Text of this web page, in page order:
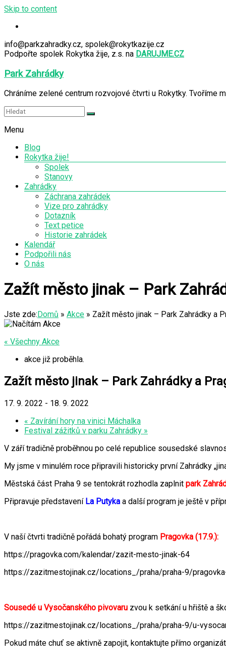
Skip to content
info@parkzahradky.cz, spolek@rokytkazije.cz
Podpořte spolek Rokytka žije, z.s. na DARUJME.CZ
Park Zahrádky
Chráníme zelené centrum rozvojové čtvrti u Rokytky. Tvoříme
Menu
Blog
Rokytka žije!
Spolek
Stanovy
Zahrádky
Záchrana zahrádek
Vize pro zahrádky
Dotazník
Text petice
Historie zahrádek
Kalendář
Podpořili nás
O nás
Zažít město jinak – Park
Jste zde: Domů » Akce » Zažít město jinak – Park Zahrádky a
« Všechny Akce
akce již proběhla.
Zažít město jinak – Park Zahrádky a
17. 9. 2022 - 18. 9. 2022
« Zavírání hory na vinici Máchalka
Festival zážitků v parku Zahrádky »
V září tradičně proběhnou po celé republice sousedské
My jsme v minulém roce připravili historicky první Zahrádky
Městská část Praha 9 se tentokrát rozhodla zaplnit park
Připravuje představení La Putyka a další program je ještě v
V naší čtvrti tradičně pořádá bohatý program Pragovka (17.9.):
https://pragovka.com/kalendar/zazit-mesto-jinak-64
https://zazitmestojinak.cz/locations_/praha/praha-9/
Sousedé u Vysočanského pivovaru zvou k setkání u hřiště a
https://zazitmestojinak.cz/locations_/praha/praha-9/u-
Pokud máte chuť se aktivně zapojit, kontaktujte přímo